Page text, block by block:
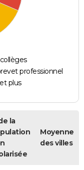
professionnel
plus
la
Moyenne
des villes